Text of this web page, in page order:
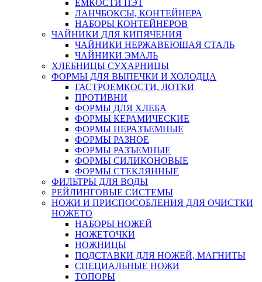
ЕМКОСТИ ПЭТ
ЛАНЧБОКСЫ, КОНТЕЙНЕРА
НАБОРЫ КОНТЕЙНЕРОВ
ЧАЙНИКИ ДЛЯ КИПЯЧЕНИЯ
ЧАЙНИКИ НЕРЖАВЕЮЩАЯ СТАЛЬ
ЧАЙНИКИ ЭМАЛЬ
ХЛЕБНИЦЫ СУХАРНИЦЫ
ФОРМЫ ДЛЯ ВЫПЕЧКИ И ХОЛОДЦА
ГАСТРОЕМКОСТИ, ЛОТКИ
ПРОТИВНИ
ФОРМЫ ДЛЯ ХЛЕБА
ФОРМЫ КЕРАМИЧЕСКИЕ
ФОРМЫ НЕРАЗЪЕМНЫЕ
ФОРМЫ РАЗНОЕ
ФОРМЫ РАЗЪЕМНЫЕ
ФОРМЫ СИЛИКОНОВЫЕ
ФОРМЫ СТЕКЛЯННЫЕ
ФИЛЬТРЫ ДЛЯ ВОДЫ
РЕЙЛИНГОВЫЕ СИСТЕМЫ
НОЖИ И ПРИСПОСОБЛЕНИЯ ДЛЯ ОЧИСТКИ
НОЖЕТО
НАБОРЫ НОЖЕЙ
НОЖЕТОЧКИ
НОЖНИЦЫ
ПОДСТАВКИ ДЛЯ НОЖЕЙ, МАГНИТЫ
СПЕЦИАЛЬНЫЕ НОЖИ
ТОПОРЫ